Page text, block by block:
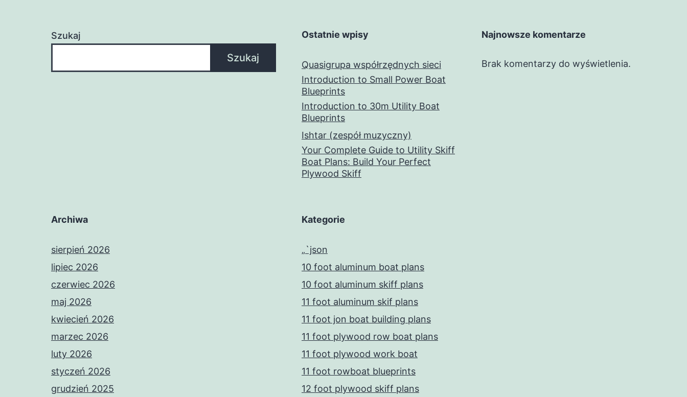
Szukaj
Szukaj
Ostatnie wpisy
Quasigrupa współrzędnych sieci
Introduction to Small Power Boat
Blueprints
Introduction to 30m Utility Boat
Blueprints
Ishtar (zespół muzyczny)
Your Complete Guide to Utility Skiff
Boat Plans: Build Your Perfect
Plywood Skiff
Najnowsze komentarze
Brak komentarzy do wyświetlenia.
Archiwa
sierpień 2026
lipiec 2026
czerwiec 2026
maj 2026
kwiecień 2026
marzec 2026
luty 2026
styczeń 2026
grudzień 2025
Kategorie
„`json
10 foot aluminum boat plans
10 foot aluminum skiff plans
11 foot aluminum skif plans
11 foot jon boat building plans
11 foot plywood row boat plans
11 foot plywood work boat
11 foot rowboat blueprints
12 foot plywood skiff plans